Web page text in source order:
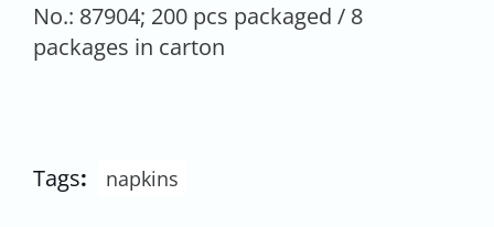
No.: 87904; 200 pcs packaged / 8
packages in carton
Tags: napkins